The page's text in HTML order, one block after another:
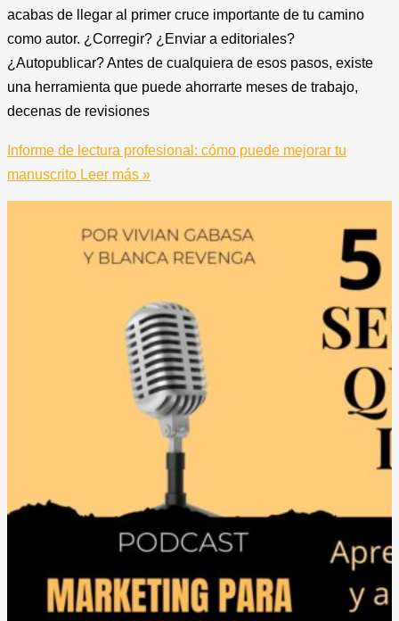
acabas de llegar al primer cruce importante de tu camino
como autor. ¿Corregir? ¿Enviar a editoriales?
¿Autopublicar? Antes de cualquiera de esos pasos, existe
una herramienta que puede ahorrarte meses de trabajo,
decenas de revisiones
Informe de lectura profesional: cómo puede mejorar tu
manuscrito Leer más »